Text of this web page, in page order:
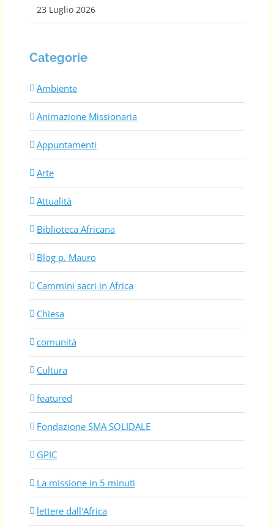
23 Luglio 2026
Categorie
Ambiente
Animazione Missionaria
Appuntamenti
Arte
Attualità
Biblioteca Africana
Blog p. Mauro
Cammini sacri in Africa
Chiesa
comunità
Cultura
featured
Fondazione SMA SOLIDALE
GPIC
La missione in 5 minuti
lettere dall'Africa